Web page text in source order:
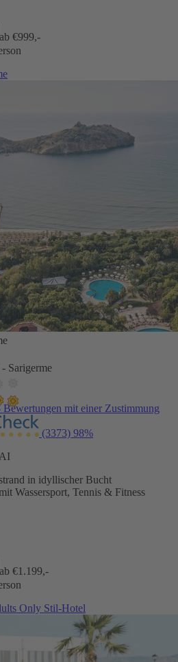
ab €999,-
Sarigerme
mit einer Zustimmung
(3373) 98%
in idyllischer Bucht
Wassersport, Tennis & Fitness
ab €1.199,-
Only Stil-Hotel